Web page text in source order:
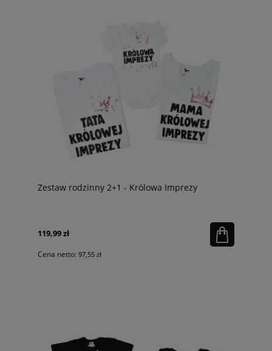
Zestaw rodzinny 2+1 - Królowa Imprezy
119,99 zł
Cena netto: 97,55 zł